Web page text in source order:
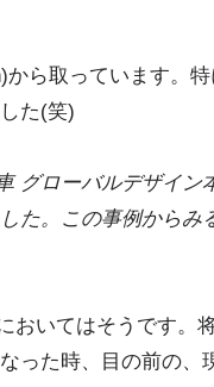
ら取っています。
た(笑)
ローバルデザイン
た。この事例からみ
おいてはそうです。
った時、目の前の、